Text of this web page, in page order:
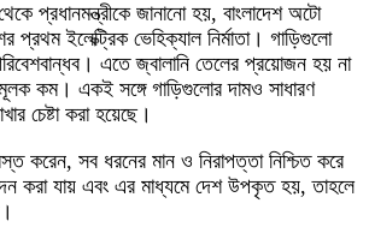
থেকে প্রধানমন্ত্রীকে জানানো হয়, বাংলাদেশ অটো
প্রথম ইলেক্ট্রিক ভেহিক্যাল নির্মাতা। গাড়িগুলো
এতে জ্বালানি তেলের প্রয়োজন হয় না
কম। একই সঙ্গে গাড়িগুলোর দামও সাধারণ
চেষ্টা করা হয়েছে।
করেন, সব ধরনের মান ও নিরাপত্তা নিশ্চিত করে
করা যায় এবং এর মাধ্যমে দেশ উপকৃত হয়, তাহলে